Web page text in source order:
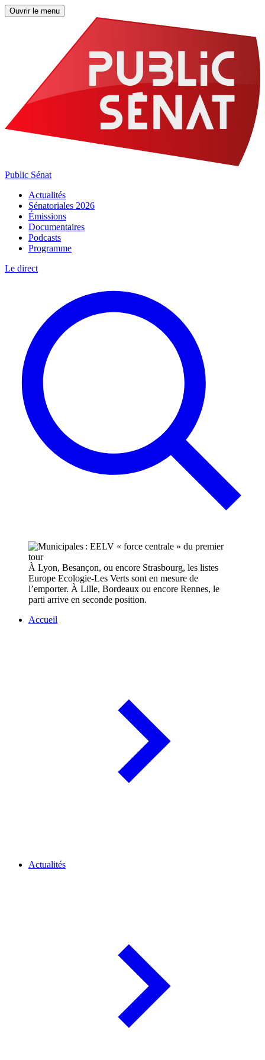
Ouvrir le menu
Public Sénat
Actualités
Sénatoriales 2026
Émissions
Documentaires
Podcasts
Programme
Le direct
À Lyon, Besançon, ou encore Strasbourg, les listes
Europe Ecologie-Les Verts sont en mesure de
l’emporter. À Lille, Bordeaux ou encore Rennes, le
parti arrive en seconde position.
Accueil
Actualités